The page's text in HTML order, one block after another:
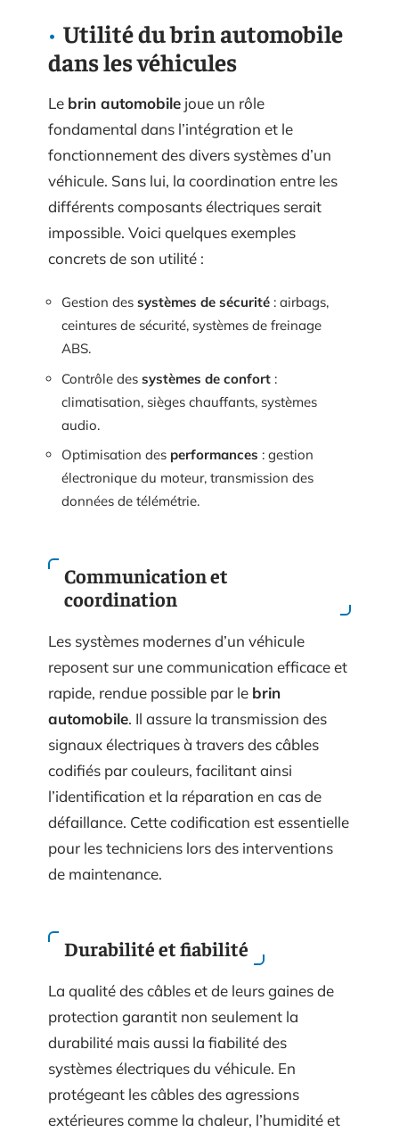
Utilité du brin automobile
dans les véhicules
Le brin automobile joue un rôle
fondamental dans l’intégration et le
fonctionnement des divers systèmes d’un
véhicule. Sans lui, la coordination entre les
différents composants électriques serait
impossible. Voici quelques exemples
concrets de son utilité :
Gestion des systèmes de sécurité : airbags,
ceintures de sécurité, systèmes de freinage
ABS.
Contrôle des systèmes de confort :
climatisation, sièges chauffants, systèmes
audio.
Optimisation des performances : gestion
électronique du moteur, transmission des
données de télémétrie.
Communication et
coordination
Les systèmes modernes d’un véhicule
reposent sur une communication efficace et
rapide, rendue possible par le brin
automobile. Il assure la transmission des
signaux électriques à travers des câbles
codifiés par couleurs, facilitant ainsi
l’identification et la réparation en cas de
défaillance. Cette codification est essentielle
pour les techniciens lors des interventions
de maintenance.
Durabilité et fiabilité
La qualité des câbles et de leurs gaines de
protection garantit non seulement la
durabilité mais aussi la fiabilité des
systèmes électriques du véhicule. En
protégeant les câbles des agressions
extérieures comme la chaleur, l’humidité et